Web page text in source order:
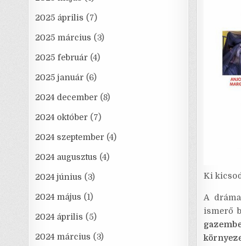
Ki
A
ismerő
2025 április (7)
2025 március (3)
2025 február (4)
2025 január (6)
2024 december (8)
2024 október (7)
2024 szeptember (4)
2024 augusztus (4)
2024 június (3)
2024 május (1)
2024 április (5)
2024 március (3)